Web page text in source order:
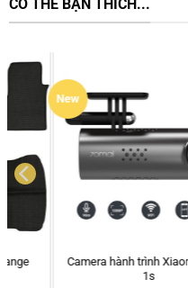
CÓ THỂ BẠN THÍCH...
Camera hành trình Xiaomi 70Mai